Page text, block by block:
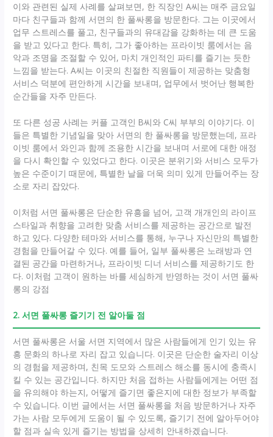
이와 관련된 실제 사례를 살펴보면, 한 직장인 A씨는 매주 금요일
마다 친구들과 함께 서면의 한 풀싸롱을 방문한다. 그는 이곳에서
업무 스트레스를 풀고, 친구들과의 유대감을 강화하는 데 큰 도움
을 받고 있다고 한다. 특히, 그가 좋아하는 프라이빗 룸에서는 음
악과 조명을 조절할 수 있어, 마치 개인적인 파티를 즐기는 듯한
느낌을 받는다. A씨는 이곳의 친절한 직원들이 제공하는 맞춤형
서비스 덕분에 편안하게 시간을 보내며, 업무에서 벗어난 행복한
순간들을 자주 만든다.
또 다른 성공 사례는 커플 고객인 B씨와 C씨 부부의 이야기다. 이
들은 특별한 기념일을 맞아 서면의 한 풀싸롱을 방문했는데, 프라
이빗 룸에서 와인과 함께 조용한 시간을 보내며 서로에 대한 애정
을 다시 확인할 수 있었다고 한다. 이곳은 분위기와 서비스 모두가
높은 수준이기 때문에, 특별한 날을 더욱 의미 있게 만들어주는 장
소로 자리 잡았다.
이처럼 서면 풀싸롱은 단순한 유흥을 넘어, 고객 개개인의 라이프
스타일과 취향을 고려한 맞춤 서비스를 제공하는 공간으로 발전
하고 있다. 다양한 테마와 서비스를 통해, 누구나 자신만의 특별한
경험을 만들어갈 수 있다. 예를 들어, 일부 풀싸롱은 노래방과 연
결된 공간을 마련하거나, 프라이빗 디너 서비스를 제공하기도 한
다. 이처럼 고객이 원하는 바를 세심하게 반영하는 것이 서면 풀싸
롱의 강점
2. 서면 풀싸롱 즐기기 전 알아둘 점
서면 풀싸롱은 서울 서면 지역에서 많은 사람들에게 인기 있는 유
흥 문화의 하나로 자리 잡고 있습니다. 이곳은 단순한 술자리 이상
의 경험을 제공하며, 친목 도모와 스트레스 해소를 동시에 충족시
킬 수 있는 공간입니다. 하지만 처음 접하는 사람들에게는 어떤 점
을 유의해야 하는지, 어떻게 즐기면 좋은지에 대한 정보가 부족할
수 있습니다. 이번 글에서는 서면 풀싸롱을 처음 방문하거나 자주
가는 사람 모두에게 도움이 될 수 있도록, 즐기기 전에 알아두어야
할 점과 실속 있게 즐기는 방법을 상세히 안내하겠습니다.